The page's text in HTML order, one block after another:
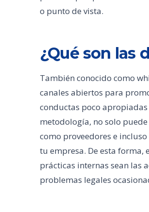
o punto de vista.
¿Qué son las
También conocido como
canales abiertos para
conductas poco
metodología, no solo
como proveedores e
tu empresa. De esta forma,
prácticas internas sean las
problemas legales